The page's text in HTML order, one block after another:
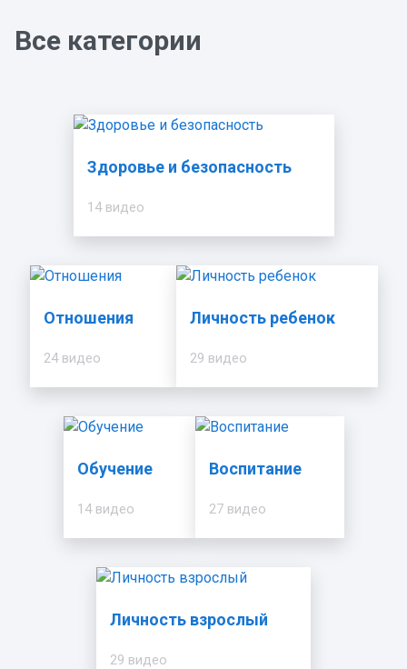
Все категории
Здоровье и безопасность
14 видео
Отношения
24 видео
Личность ребенок
29 видео
Обучение
14 видео
Воспитание
27 видео
Личность взрослый
29 видео